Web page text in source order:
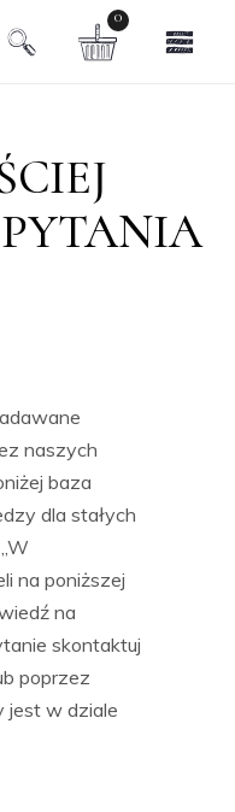
0
naszych
baza
dla stałych
na poniższej
na
skontaktuj
poprzez
jest w dziale